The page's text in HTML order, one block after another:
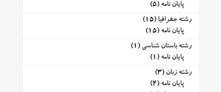
پایان نامه (5)
رشته جغرافیا (15)
پایان نامه (15)
رشته باستان شناسی (1)
پایان نامه (1)
رشته زبان (3)
پایان نامه (2)